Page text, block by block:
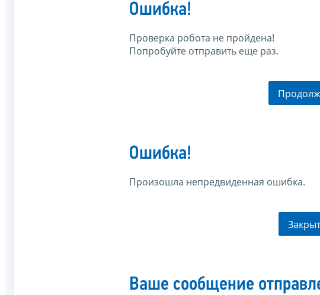
Ошибка!
Проверка робота не пройдена!
Попробуйте отправить еще раз.
Ошибка!
Произошла непредвиденная ошибка.
Ваше сообщение